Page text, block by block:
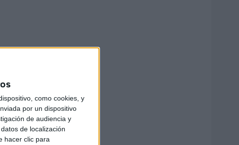
como cookies, y
por un dispositivo
de audiencia y
de localización
hacer clic para